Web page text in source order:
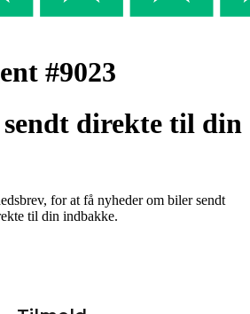
#9023
direkte til din
for at få nyheder om biler sendt
til din indbakke.